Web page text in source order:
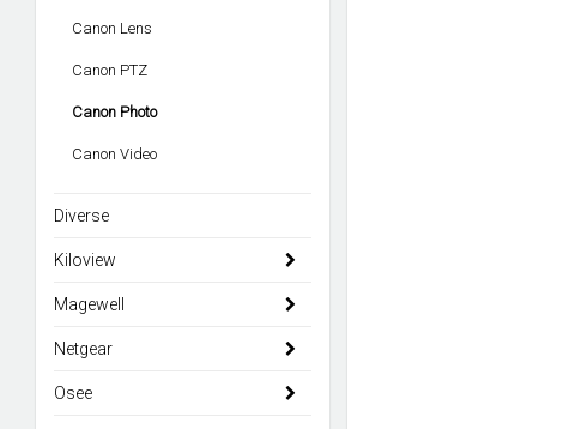
Canon Lens
Canon PTZ
Canon Photo
Canon Video
Diverse
Kiloview
Magewell
Netgear
Osee